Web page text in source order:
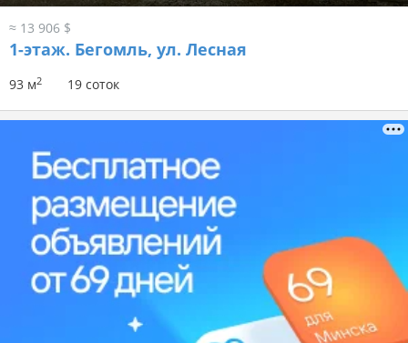
≈ 13 906 $
1-этаж. Бегомль, ул. Лесная
93 м2 19 соток